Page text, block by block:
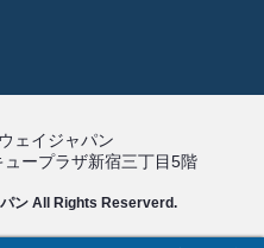
ェイジャパン
ープラザ新宿三丁目5階
ン All Rights Reserverd.